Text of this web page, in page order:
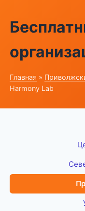
Главная »
Harmony Lab